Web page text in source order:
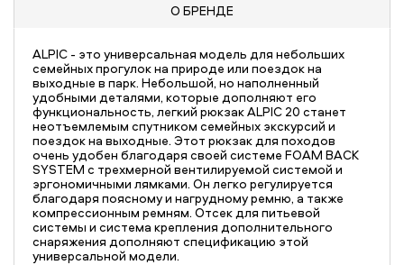
О БРЕНДЕ
ALPIC - это универсальная модель для небольших
семейных прогулок на природе или поездок на
выходные в парк. Небольшой, но наполненный
удобными деталями, которые дополняют его
функциональность, легкий рюкзак ALPIC 20 станет
неотъемлемым спутником семейных экскурсий и
поездок на выходные. Этот рюкзак для походов
очень удобен благодаря своей системе FOAM BACK
SYSTEM с трехмерной вентилируемой системой и
эргономичными лямками. Он легко регулируется
благодаря поясному и нагрудному ремню, а также
компрессионным ремням. Отсек для питьевой
системы и система крепления дополнительного
снаряжения дополняют спецификацию этой
универсальной модели.